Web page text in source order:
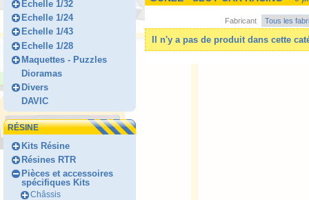
Echelle 1/32
Echelle 1/24
Echelle 1/43
Echelle 1/28
Maquettes - Puzzles
Dioramas
Divers
DAVIC
RÉSINE
Kits Résine
Résines RTR
Pièces et accessoires
spécifiques Kits
Châssis
Fabricant
Il n'y a pas de produit dans cette